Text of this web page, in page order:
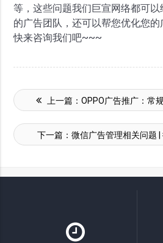
等，这些问题我们巨宣网络都可
的广告团队，还可以帮您优化您
快来咨询我们吧~~~
上一篇： OPPO广告推广：常
下一篇： 微信广告管理相关问题